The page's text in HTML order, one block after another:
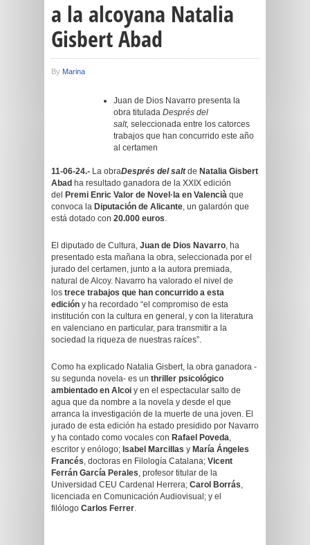
a la alcoyana Natalia
Gisbert Abad
By Marina
Juan de Dios Navarro presenta la
obra titulada Després del
salt, seleccionada entre los catorces
trabajos que han concurrido este año
al certamen
11-06-24.- La obraDesprés del saltde Natalia Gisbert
Abad ha resultado ganadora de la XXIX edición
del
Premi Enric Valor de Novel·la en Valencià que
convoca la Diputación de Alicante, un galardón que
está dotado con 20.000 euros.
El diputado de Cultura, Juan de Dios Navarro, ha
presentado esta mañana la obra, seleccionada por el
jurado del certamen, junto a la autora premiada,
natural de Alcoy. Navarro ha valorado el nivel de
los trece trabajos que han concurrido a esta
edición y ha recordado “el compromiso de esta
institución con la cultura en general, y con la literatura
en valenciano en particular, para transmitir a la
sociedad la riqueza de nuestras raíces”.
Como ha explicado Natalia Gisbert, la obra ganadora -
su segunda novela- es un thriller psicológico
ambientado en Alcoi y en el espectacular salto de
agua que da nombre a la novela y desde el que
arranca la investigación de la muerte de una joven. El
jurado de esta edición ha estado presidido por Navarro
y ha contado como vocales con Rafael Poveda,
escritor y enólogo; Isabel Marcillas y María Ángeles
Francés, doctoras en Filología Catalana; Vicent
Ferrán García Perales, profesor titular de la
Universidad CEU Cardenal Herrera; Carol Borrás,
licenciada en Comunicación Audiovisual; y el
filólogo Carlos Ferrer.